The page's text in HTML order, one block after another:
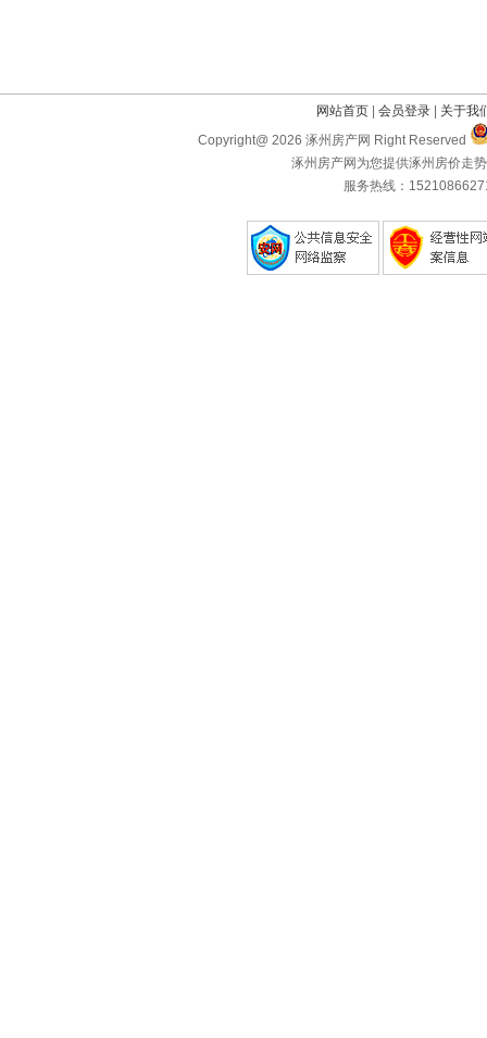
网站首页 会员登录
关于我
Copyright@ 2026 涿州房产网 Right Reserved
涿州房产网为您提供涿州房价走
服务热线：